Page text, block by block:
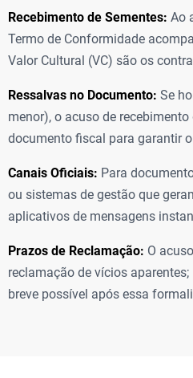
Recebimento de Sementes: Ao
Termo de Conformidade
Valor Cultural (VC) são os
Ressalvas no Documento: Se
menor), o acuso de
documento fiscal para garantir
Canais Oficiais: Para
ou sistemas de gestão que
aplicativos de mensagens
Prazos de Reclamação: O
reclamação de vícios
breve possível após essa